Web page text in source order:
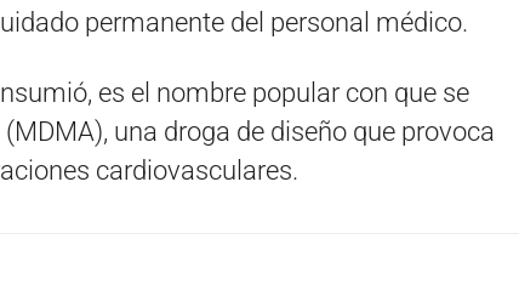
permanente del personal médico.
es el nombre popular con que se
una droga de diseño que provoca
cardiovasculares.